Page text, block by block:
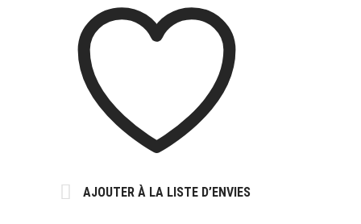
AJOUTER À LA LISTE D’ENVIES